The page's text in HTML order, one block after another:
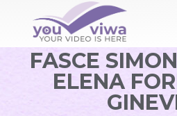
FASCE
ELENA